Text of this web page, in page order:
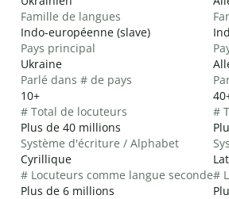
Famille de langues
Indo-européenne (slave)
Pays principal
Ukraine
Parlé dans # de pays
10+
# Total de locuteurs
Plus de 40 millions
Système d'écriture / Alphabet
Cyrillique
# Locuteurs comme langue seconde
Plus de 6 millions
#
#